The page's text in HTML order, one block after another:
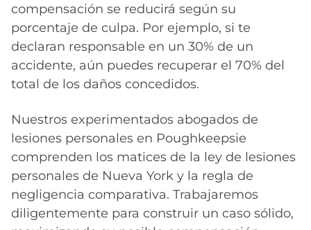
compensación se reducirá según su
porcentaje de culpa. Por ejemplo, si te
declaran responsable en un 30% de un
accidente, aún puedes recuperar el 70% del
total de los daños concedidos.
Nuestros experimentados abogados de
lesiones personales en Poughkeepsie
comprenden los matices de la ley de lesiones
personales de Nueva York y la regla de
negligencia comparativa. Trabajaremos
diligentemente para construir un caso sólido,